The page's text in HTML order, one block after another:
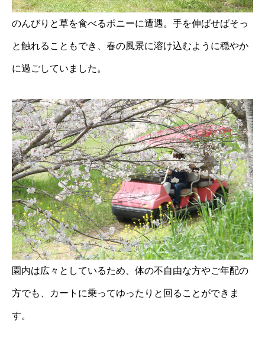
のんびりと草を食べるポニーに遭遇。手を伸ばせばそっ
と触れることもでき、春の風景に溶け込むように穏やか
に過ごしていました。
園内は広々としているため、体の不自由な方やご年配の
方でも、カートに乗ってゆったりと回ることができま
す。